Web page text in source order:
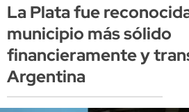
La Plata fue
municipio más sólido
financieramente y
Argentina